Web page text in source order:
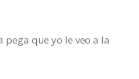
pega que yo le veo a la